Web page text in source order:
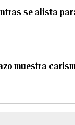
se alista
muestra